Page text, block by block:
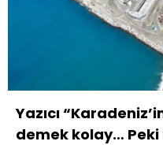
Yazıcı
demek kolay… Peki